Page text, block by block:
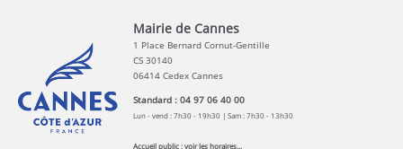
Mairie de Cannes
1 Place Bernard Cornut-Gentille
CS 30140
06414 Cedex Cannes
Standard : 04 97 06 40 00
Lun - vend : 7h30 - 19h30 | Sam : 7h30 - 13h30
Accueil public :voir les horaires...